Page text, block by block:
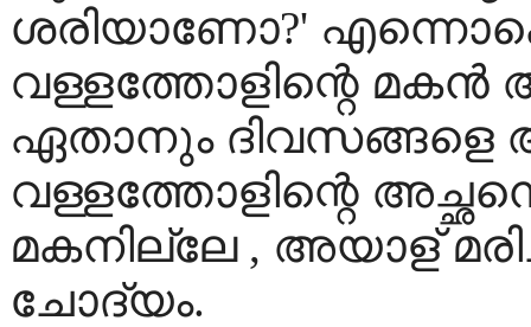
ശരിയാണോ?'
വള്ളത്തോളിന്റെ മകന്‍
ഏതാനും ദിവസങ്ങളെ
വള്ളത്തോളിന്റെ
മകനില്ലേ , അയാള്
ചോദ്യം.